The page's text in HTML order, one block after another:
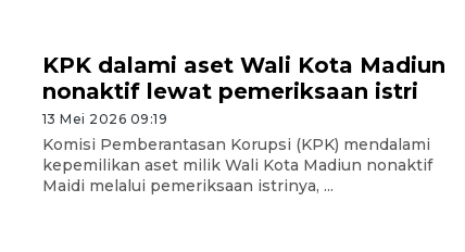
KPK dalami aset Wali Kota Madiun
nonaktif lewat pemeriksaan istri
13 Mei 2026 09:19
Komisi Pemberantasan Korupsi (KPK) mendalami
kepemilikan aset milik Wali Kota Madiun nonaktif
Maidi melalui pemeriksaan istrinya, ...